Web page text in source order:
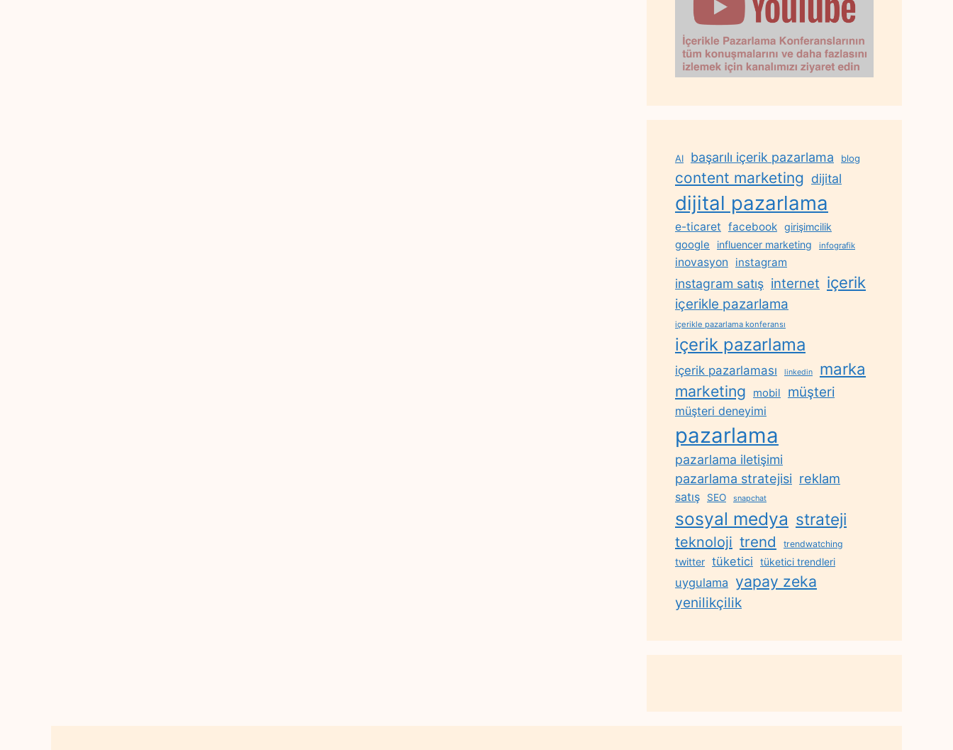
AI başarılı içerik pazarlama blog
content marketing dijital
dijital pazarlama
e-ticaret facebook girişimcilik
google influencer marketing infografik
inovasyon instagram
instagram satış internet içerik
içerikle pazarlama
içerikle pazarlama konferansı
içerik pazarlama
içerik pazarlaması linkedin marka
marketing mobil müşteri
müşteri deneyimi
pazarlama
pazarlama iletişimi
pazarlama stratejisi reklam
satış SEO snapchat
sosyal medya strateji
teknoloji trend trendwatching
twitter tüketici tüketici trendleri
uygulama yapay zeka
yenilikçilik